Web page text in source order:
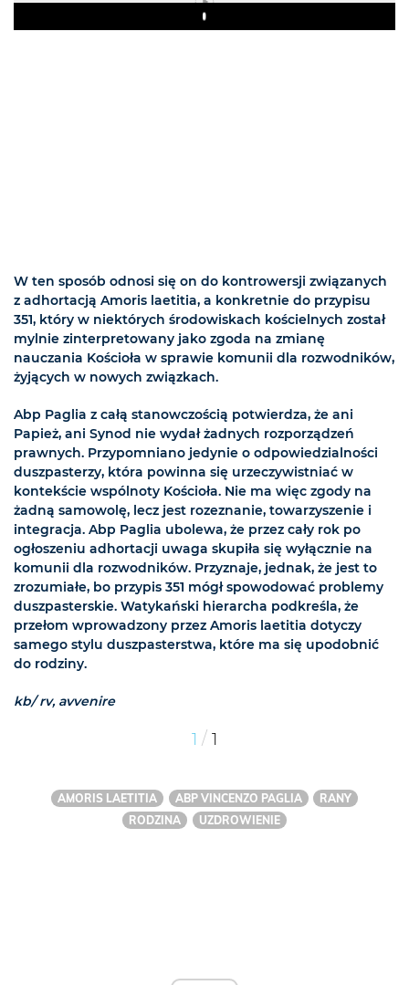
Play
W ten sposób odnosi się on do kontrowersji związanych
z adhortacją Amoris laetitia, a konkretnie do przypisu
351, który w niektórych środowiskach kościelnych został
mylnie zinterpretowany jako zgoda na zmianę
nauczania Kościoła w sprawie komunii dla rozwodników,
żyjących w nowych związkach.
Abp Paglia z całą stanowczością potwierdza, że ani
Papież, ani Synod nie wydał żadnych rozporządzeń
prawnych. Przypomniano jedynie o odpowiedzialności
duszpasterzy, która powinna się urzeczywistniać w
kontekście wspólnoty Kościoła. Nie ma więc zgody na
żadną samowolę, lecz jest rozeznanie, towarzyszenie i
integracja. Abp Paglia ubolewa, że przez cały rok po
ogłoszeniu adhortacji uwaga skupiła się wyłącznie na
komunii dla rozwodników. Przyznaje, jednak, że jest to
zrozumiałe, bo przypis 351 mógł spowodować problemy
duszpasterskie. Watykański hierarcha podkreśla, że
przełom wprowadzony przez Amoris laetitia dotyczy
samego stylu duszpasterstwa, które ma się upodobnić
do rodziny.
kb/ rv, avvenire
1 / 1
AMORIS LAETITIA ABP VINCENZO PAGLIA
RANY
RODZINA
UZDROWIENIE